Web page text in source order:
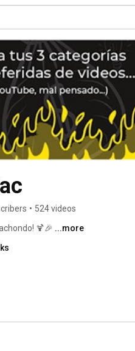
• 524 videos
🍹🎉 ...more